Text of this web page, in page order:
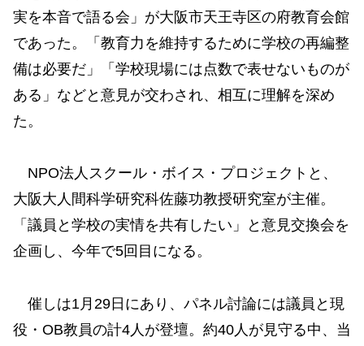
実を本音で語る会」が大阪市天王寺区の府教育会館
であった。「教育力を維持するために学校の再編整
備は必要だ」「学校現場には点数で表せないものが
ある」などと意見が交わされ、相互に理解を深め
た。
NPO法人スクール・ボイス・プロジェクトと、
大阪大人間科学研究科佐藤功教授研究室が主催。
「議員と学校の実情を共有したい」と意見交換会を
企画し、今年で5回目になる。
催しは1月29日にあり、パネル討論には議員と現
役・OB教員の計4人が登壇。約40人が見守る中、当